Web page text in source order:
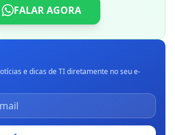
FALAR AGORA
e dicas de TI diretamente no seu e-